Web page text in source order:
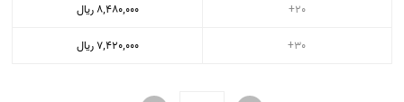
20+
30+
8٬480٬000 ریال
7٬420٬000 ریال